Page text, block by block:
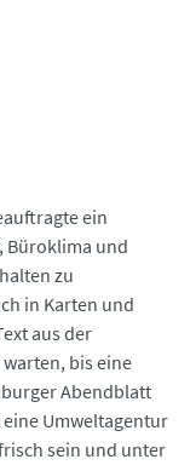
ein
Büroklima und
zu
in Karten und
Abendblatt
Umweltagentur
sein und unter